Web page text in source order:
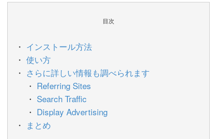
目次
インストール方法
使い方
さらに詳しい情報も調べられます
Referring Sites
Search Traffic
Display Advertising
まとめ